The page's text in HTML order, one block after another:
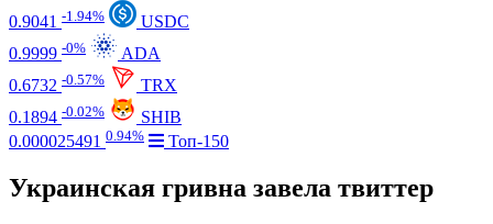
0.9041 -1.94%
USDC
0.9999 -0%
ADA
0.6732 -0.57%
TRX
0.1894 -0.02%
SHIB
0.000025491 0.94% Топ-150
Украинская гривна завела твиттер